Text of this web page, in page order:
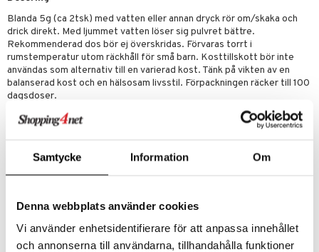
Samtycke Information Om
Denna webbplats använder cookies
Vi använder enhetsidentifierare för att anpassa innehållet
och annonserna till användarna, tillhandahålla funktioner
Blanda 5g (ca 2tsk) med vatten eller annan dryck rör om/skaka och
drick direkt. Med ljummet vatten löser sig pulvret bättre.
Rekommenderad dos bör ej överskridas. Förvaras torrt i
rumstemperatur utom räckhåll för små barn. Kosttillskott bör inte
användas som alternativ till en varierad kost. Tänk på vikten av en
balanserad kost och en hälsosam livsstil. Förpackningen räcker till 100
dagsdoser.
Ingredienser
Innehåll per 1 portion (5 g):
Kreatin 5 g
Artikelnr
FK004-Y9-500